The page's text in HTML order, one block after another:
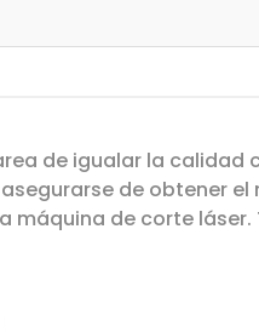
de igualar la calidad
de obtener el
máquina de corte